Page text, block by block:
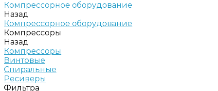
Компрессорное оборудование
Назад
Компрессорное оборудование
Компрессоры
Назад
Компрессоры
Винтовые
Спиральные
Ресиверы
Фильтра